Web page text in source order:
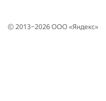
© 2013–2026 ООО «Яндекс»